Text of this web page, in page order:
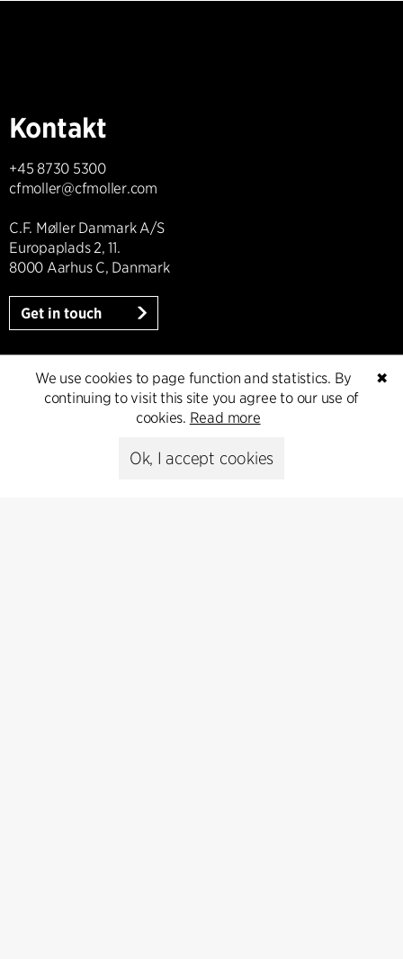
Kontakt
+45 8730 5300
cfmoller@cfmoller.com
C.F. Møller Danmark A/S
Europaplads 2, 11.
8000 Aarhus C, Danmark
Get in touch
Presse
Peter Sikker Rasmussen
✖
We use cookies to page function and statistics. By
continuing to visit this site you agree to our use of
cookies. Read more
Ok, I accept cookies